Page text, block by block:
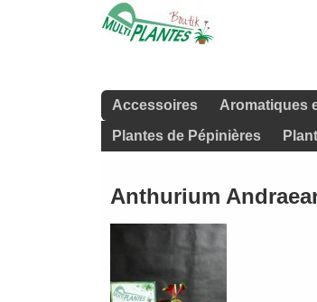
Accessoires Aromatiques
Plantes de Pépinières
Anthurium